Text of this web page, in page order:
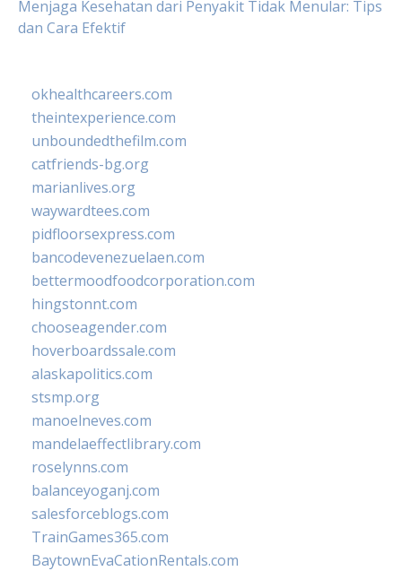
Menjaga Kesehatan dari Penyakit Tidak Menular: Tips
dan Cara Efektif
okhealthcareers.com
theintexperience.com
unboundedthefilm.com
catfriends-bg.org
marianlives.org
waywardtees.com
pidfloorsexpress.com
bancodevenezuelaen.com
bettermoodfoodcorporation.com
hingstonnt.com
chooseagender.com
hoverboardssale.com
alaskapolitics.com
stsmp.org
manoelneves.com
mandelaeffectlibrary.com
roselynns.com
balanceyoganj.com
salesforceblogs.com
TrainGames365.com
BaytownEvaCationRentals.com